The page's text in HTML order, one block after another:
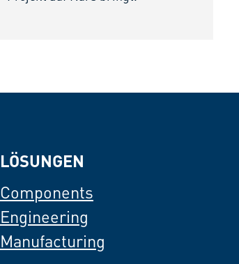
LÖSUNGEN
Components
Engineering
Manufacturing